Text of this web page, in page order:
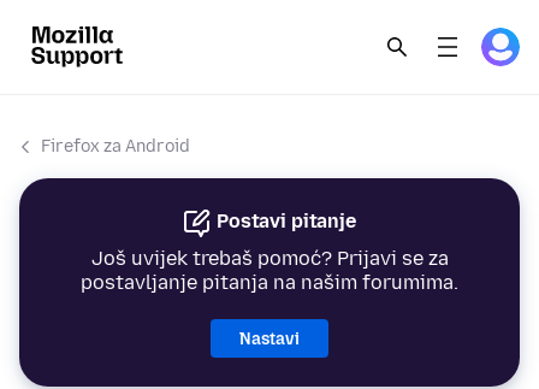
Firefox za Android
Postavi pitanje
Još uvijek trebaš pomoć? Prijavi se za
postavljanje pitanja na našim forumima.
Nastavi